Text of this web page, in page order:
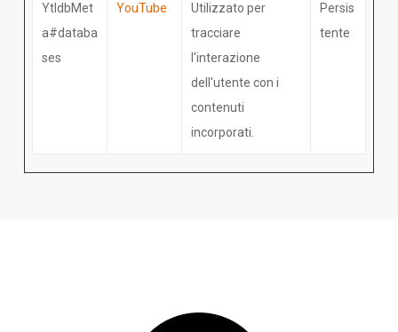
YtIdbMet
a#databa
ses
YouTube
Utilizzato per
tracciare
l'interazione
dell'utente con i
contenuti
incorporati.
Persis
tente